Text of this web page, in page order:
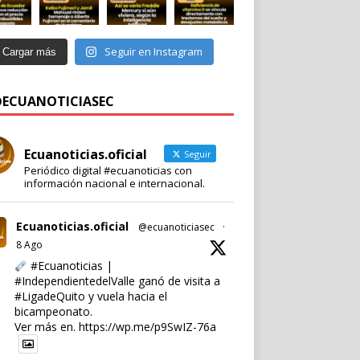
Cargar más Seguir en Instagram
Ecuanoticias.oficial Seguir
Periódico digital #ecuanoticias con
información nacional e internacional.
Ecuanoticias.oficial @ecuanoticiasec
·
8 Ago
#Ecuanoticias |
#IndependientedelValle ganó de visita a
#LigadeQuito y vuela hacia el
bicampeonato.
Ver más en. https://wp.me/p9SwIZ-76a